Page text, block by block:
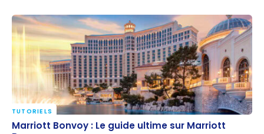
Marriott Bonvoy : Le guide ultime sur Marriott
TUTORIELS
Marriott Bonvoy : Le guide ultime sur Marriott